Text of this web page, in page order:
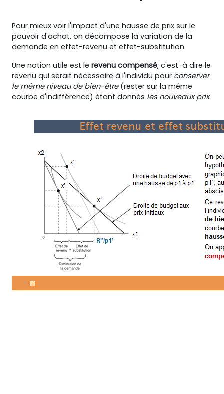
Pour mieux voir l'impact d'une hausse de prix sur le
pouvoir d'achat, on décompose la variation de la
demande en effet-revenu et effet-substitution.
Une notion utile est le revenu compensé, c'est-à dire le
revenu qui serait nécessaire à l'individu pour conserver
le même niveau de bien-être(rester sur la même
courbe d'indifférence) étant donnés les nouveaux prix.